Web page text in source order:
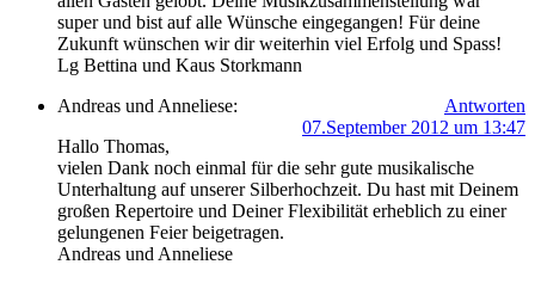
super und bist auf alle Wünsche eingegangen! Für deine
Zukunft wünschen wir dir weiterhin viel Erfolg und Spass!
Lg Bettina und Kaus Storkmann
Andreas und Anneliese:
Antworten
07.September 2012 um 13:47
Hallo Thomas,
vielen Dank noch einmal für die sehr gute musikalische
Unterhaltung auf unserer Silberhochzeit. Du hast mit Deinem
großen Repertoire und Deiner Flexibilität erheblich zu einer
gelungenen Feier beigetragen.
Andreas und Anneliese